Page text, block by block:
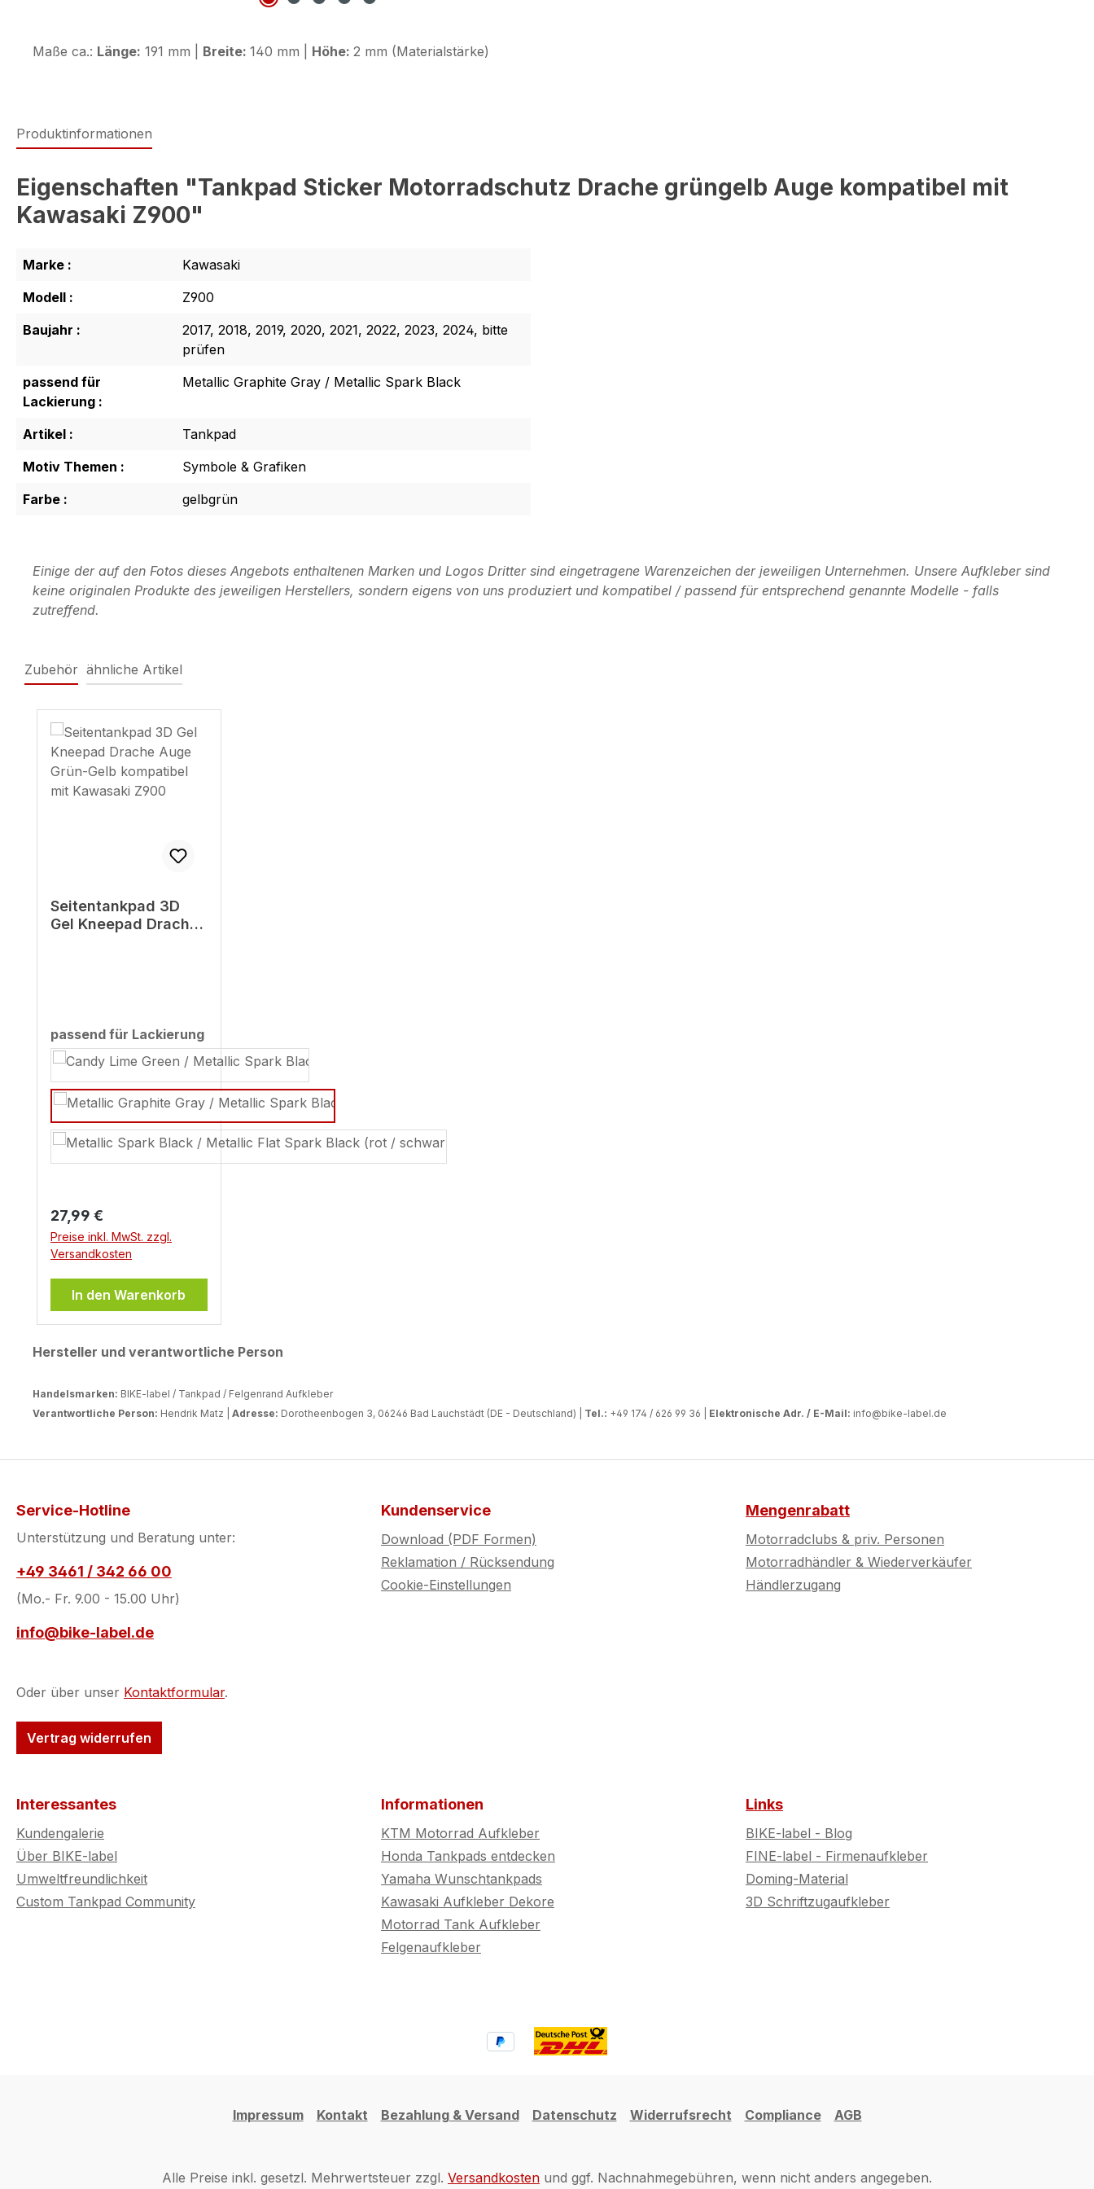
Maße ca.: Länge: 191 mm | Breite: 140 mm | Höhe: 2 mm (Materialstärke)
Produktinformationen
Eigenschaften "Tankpad Sticker Motorradschutz Drache grüngelb Auge kompatibel mit
Kawasaki Z900"
Marke :
Kawasaki
Modell :
Z900
Baujahr :
2017, 2018, 2019, 2020, 2021, 2022, 2023, 2024, bitte
prüfen
passend für
Lackierung :
Metallic Graphite Gray / Metallic Spark Black
Artikel :
Tankpad
Motiv Themen :
Symbole & Grafiken
Farbe :
gelbgrün
Einige der auf den Fotos dieses Angebots enthaltenen Marken und Logos Dritter sind eingetragene Warenzeichen der jeweiligen Unternehmen. Unsere Aufkleber sind
keine originalen Produkte des jeweiligen Herstellers, sondern eigens von uns produziert und kompatibel / passend für entsprechend genannte Modelle - falls
zutreffend.
Zubehör ähnliche Artikel
Seitentankpad 3D
Gel Kneepad Drache
passend für Lackierung
auswählen
Regulärer Preis:
27,99 €
Preise inkl. MwSt. zzgl.
Versandkosten
In den Warenkorb
Hersteller und verantwortliche Person
Handelsmarken: BIKE-label / Tankpad / Felgenrand Aufkleber
Verantwortliche Person: Hendrik Matz | Adresse: Dorotheenbogen 3, 06246 Bad Lauchstädt (DE - Deutschland) | Tel.: +49 174 / 626 99 36 | Elektronische Adr. / E-Mail: info@bike-label.de
Service-Hotline
Unterstützung und Beratung unter:
+49 3461 / 342 66 00
(Mo.- Fr. 9.00 - 15.00 Uhr)
info@bike-label.de
Oder über unser Kontaktformular.
Vertrag widerrufen
Kundenservice
Download (PDF Formen)
Reklamation / Rücksendung
Cookie-Einstellungen
Mengenrabatt
Motorradclubs & priv. Personen
Motorradhändler & Wiederverkäufer
Händlerzugang
Interessantes
Kundengalerie
Über BIKE-label
Umweltfreundlichkeit
Custom Tankpad Community
Informationen
KTM Motorrad Aufkleber
Honda Tankpads entdecken
Yamaha Wunschtankpads
Kawasaki Aufkleber Dekore
Motorrad Tank Aufkleber
Felgenaufkleber
Links
BIKE-label - Blog
FINE-label - Firmenaufkleber
Doming-Material
3D Schriftzugaufkleber
Impressum Kontakt Bezahlung & Versand Datenschutz Widerrufsrecht Compliance AGB
Alle Preise inkl. gesetzl. Mehrwertsteuer zzgl. Versandkosten und ggf. Nachnahmegebühren, wenn nicht anders angegeben.